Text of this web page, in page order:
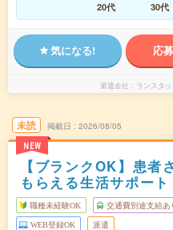
20代
30代
気になる! 応
派遣会社 ランスタ
未読
NEW
掲載日 2026/08/05
【ブランクOK】患者
もらえる生活サポート
職種未経験OK 交通費別途支給あ
WEB登録OK 派遣